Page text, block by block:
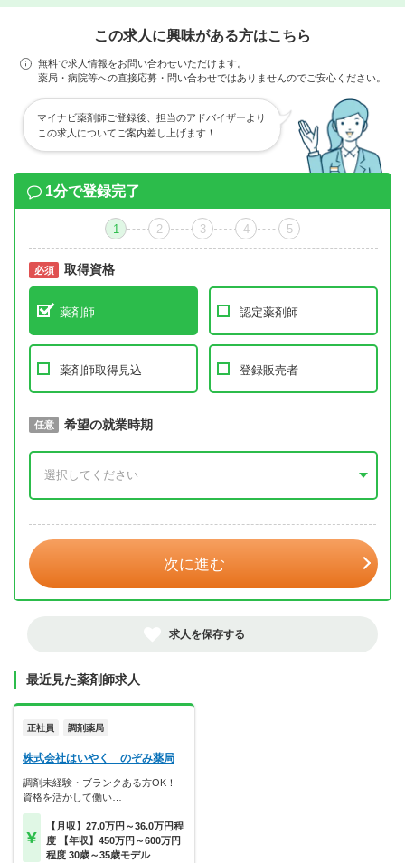
この求人に興味がある方はこちら
無料で求人情報をお問い合わせいただけます。
薬局・病院等への直接応募・問い合わせではありませんのでご安心ください。
マイナビ薬剤師ご登録後、担当のアドバイザーより
この求人についてご案内差し上げます！
1分で登録完了
1 2 3 4 5
必須 取得資格
薬剤師 認定薬剤師
薬剤師取得見込 登録販売者
必須 取得予定年
任意 希望の就業時期
次に進む
求人を保存する
最近見た薬剤師求人
正社員 調剤薬局
株式会社はいやく のぞみ薬局
調剤未経験・ブランクある方OK！
資格を活かして働い…
【月収】27.0万円～36.0万円程
度 【年収】450万円～600万円
程度 30歳～35歳モデル